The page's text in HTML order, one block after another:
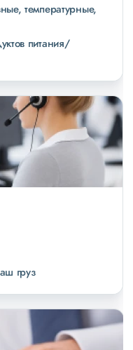
температурные,
питания/
груз